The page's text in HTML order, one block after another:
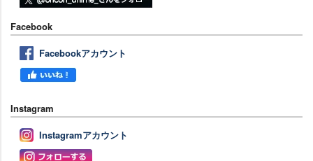
Facebook
Facebookアカウント
Instagram
Instagramアカウント